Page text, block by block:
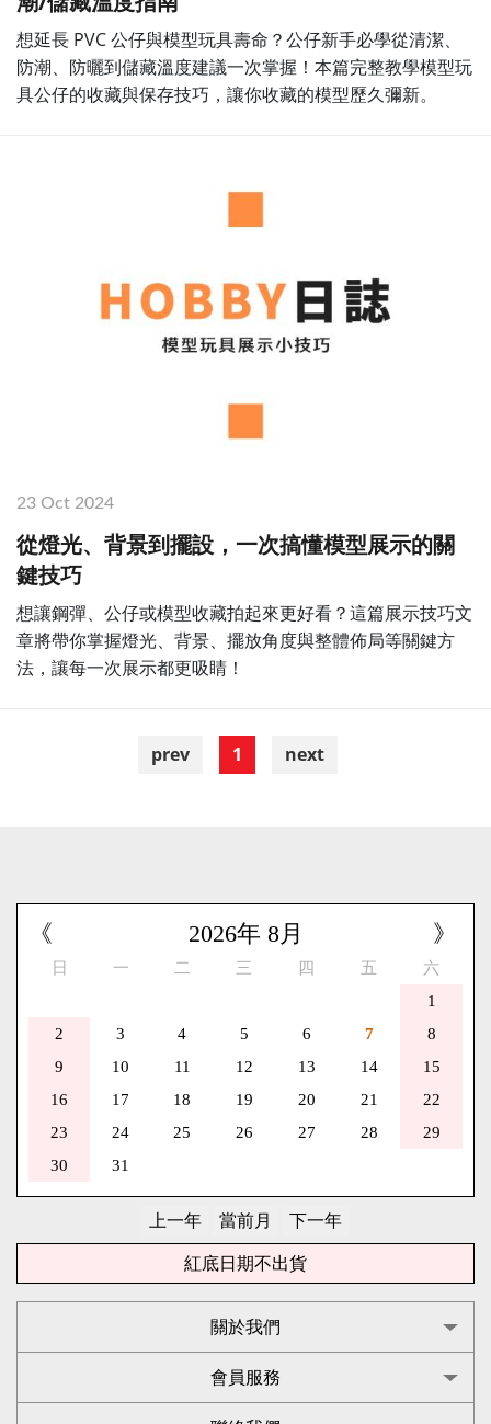
想延長 PVC 公仔與模型玩具壽命？公仔新手必學從清潔、
防潮、防曬到儲藏溫度建議一次掌握！本篇完整教學模型玩
具公仔的收藏與保存技巧，讓你收藏的模型歷久彌新。
23 Oct 2024
從燈光、背景到擺設，一次搞懂模型展示的關
鍵技巧
想讓鋼彈、公仔或模型收藏拍起來更好看？這篇展示技巧文
章將帶你掌握燈光、背景、擺放角度與整體佈局等關鍵方
法，讓每一次展示都更吸睛！
prev 1 next
《 》
2026年 8月
日 一 二 三 四 五
六
1
2
3 4 5 6 7
8
9
10 11 12 13 14
15
16
17 18 19 20 21
22
23
24 25 26 27 28
29
30
31
紅底日期不出貨
關於我們
會員服務